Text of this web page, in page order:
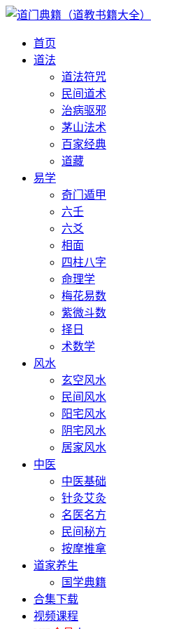
首页
道法
道法符咒
民间道术
治病驱邪
茅山法术
百家经典
道藏
易学
奇门遁甲
六壬
六爻
相面
四柱八字
命理学
梅花易数
紫微斗数
择日
术数学
风水
玄空风水
民间风水
阳宅风水
阴宅风水
居家风水
中医
中医基础
针灸艾灸
名医名方
民间秘方
按摩推拿
道家养生
国学典籍
合集下载
视频课程